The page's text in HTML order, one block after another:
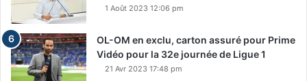
1 Août 2023 12:06 pm
OL-OM en exclu, carton assuré pour Prime
Vidéo pour la 32e journée de Ligue 1
21 Avr 2023 17:48 pm